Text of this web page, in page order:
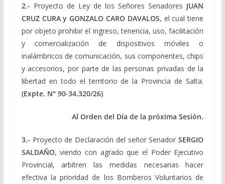
2.- Proyecto de Ley de los Señores Senadores JUAN
CRUZ CURA y GONZALO CARO DAVALOS, el cual tiene
por objeto prohibir el ingreso, tenencia, uso, facilitación
y comercialización de dispositivos móviles o
inalámbricos de comunicación, sus componentes, chips
y accesorios, por parte de las personas privadas de la
libertad en todo el territorio de la Provincia de Salta.
(Expte. N° 90-34.320/26)
Al Orden del Día de la próxima Sesión.
3.- Proyecto de Declaración del señor SenadorSERGIO
SALDAÑO, viendo con agrado que el Poder Ejecutivo
Provincial, arbitren las medidas necesarias hacer
efectiva la prioridad de los Bomberos Voluntarios de